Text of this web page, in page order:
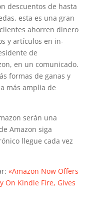
descuentos de hasta
esta es una gran
ahorren dinero
y artículos en in-
de
en un comunicado.
formas de ganas y
más amplia de
serán una
Amazon siga
llegue cada vez
«Amazon Now Offers
On Kindle Fire, Gives